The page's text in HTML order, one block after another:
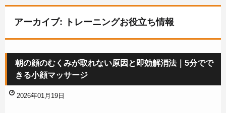
アーカイブ: トレーニングお役立ち情報
朝の顔のむくみが取れない原因と即効解消法｜5分でで
きる小顔マッサージ
2026年01月19日